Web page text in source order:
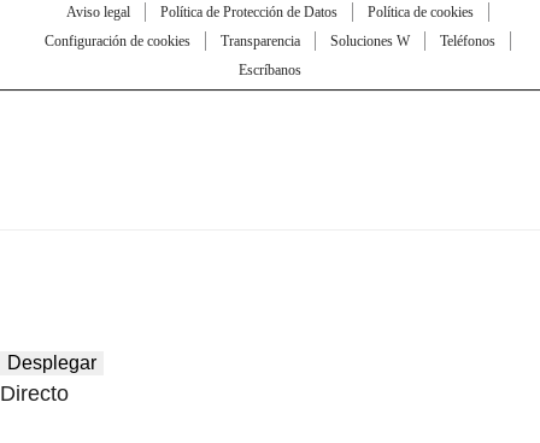
Aviso legal Política de Protección de Datos
Política de cookies
Configuración de cookies
Transparencia Soluciones W
Teléfonos
Escríbanos
Desplegar
Directo